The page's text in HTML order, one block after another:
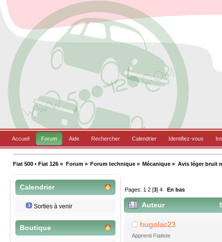
Accueil Forum Aide Rechercher Calendrier Identifiez-vous
Fiat 500 • Fiat 126 » Forum» Forum technique» Mécanique » Avis léger bruit
Calendrier
Sorties à venir
Boutique
Pages: 1 2 [3]4 En bas
Auteur
hugolac23
Apprenti Fiatiste